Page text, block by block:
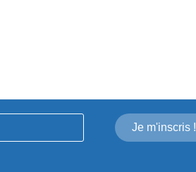
Je m'inscris !